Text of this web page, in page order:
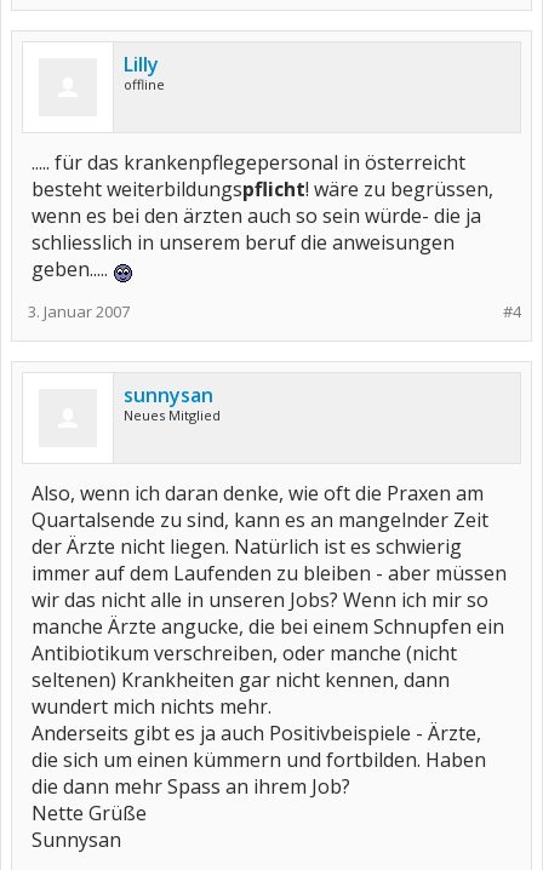
Lilly
offline
..... für das krankenpflegepersonal in österreicht
besteht weiterbildungspflicht! wäre zu begrüssen,
wenn es bei den ärzten auch so sein würde- die ja
schliesslich in unserem beruf die anweisungen
geben.....
#4
3. Januar 2007
sunnysan
Neues Mitglied
Also, wenn ich daran denke, wie oft die Praxen am
Quartalsende zu sind, kann es an mangelnder Zeit
der Ärzte nicht liegen. Natürlich ist es schwierig
immer auf dem Laufenden zu bleiben - aber müssen
wir das nicht alle in unseren Jobs? Wenn ich mir so
manche Ärzte angucke, die bei einem Schnupfen ein
Antibiotikum verschreiben, oder manche (nicht
seltenen) Krankheiten gar nicht kennen, dann
wundert mich nichts mehr.
Anderseits gibt es ja auch Positivbeispiele - Ärzte,
die sich um einen kümmern und fortbilden. Haben
die dann mehr Spass an ihrem Job?
Nette Grüße
Sunnysan